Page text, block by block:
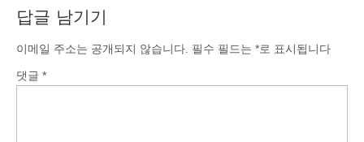
답글 남기기
이메일 주소는 공개되지 않습니다. 필수 필드는 *로 표시됩니다
댓글 *